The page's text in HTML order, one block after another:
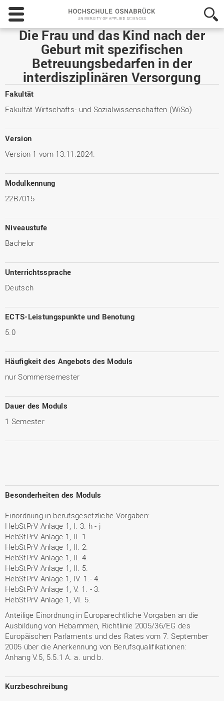
Hochschule
Osnabrück
-
University
of
Applied
Sciences
Die Frau und das Kind nach der
Geburt mit spezifischen
Betreuungsbedarfen in der
interdisziplinären Versorgung
Fakultät
Fakultät Wirtschafts- und Sozialwissenschaften (WiSo)
Version
Version 1 vom 13.11.2024.
Modulkennung
22B7015
Niveaustufe
Bachelor
Unterrichtssprache
Deutsch
ECTS-Leistungspunkte und Benotung
5.0
Häufigkeit des Angebots des Moduls
nur Sommersemester
Dauer des Moduls
1 Semester
Besonderheiten des Moduls
Einordnung in berufsgesetzliche Vorgaben:
HebStPrV Anlage 1, I. 3. h - j
HebStPrV Anlage 1, II. 1.
HebStPrV Anlage 1, II. 2.
HebStPrV Anlage 1, II. 4.
HebStPrV Anlage 1, II. 5.
HebStPrV Anlage 1, IV. 1.- 4.
HebStPrV Anlage 1, V. 1. - 3.
HebStPrV Anlage 1, VI. 5.
Anteilige Einordnung in Europarechtliche Vorgaben an die
Ausbildung von Hebammen, Richtlinie 2005/36/EG des
Europäischen Parlaments und des Rates vom 7. September
2005 über die Anerkennung von Berufsqualifikationen:
Anhang V.5, 5.5.1 A. a. und b.
Kurzbeschreibung